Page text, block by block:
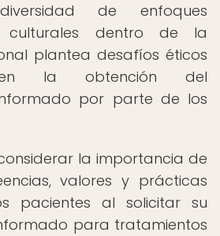
de enfoques
culturales dentro de la
plantea desafíos éticos
en la obtención del
por parte de los
la importancia de
valores y prácticas
pacientes al solicitar su
para tratamientos